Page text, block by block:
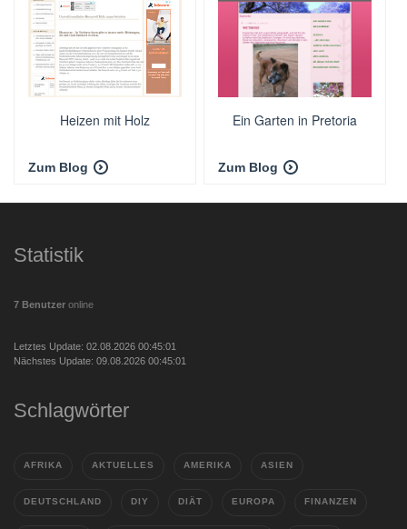
Heizen mit Holz
Zum Blog
Ein Garten in Pretoria
Zum Blog
Statistik
7 Benutzer online
Letztes Update: 02.08.2026 00:45:01
Nächstes Update: 09.08.2026 00:45:01
Schlagwörter
AFRIKA AKTUELLES AMERIKA ASIEN
DEUTSCHLAND DIY DIÄT EUROPA FINANZEN